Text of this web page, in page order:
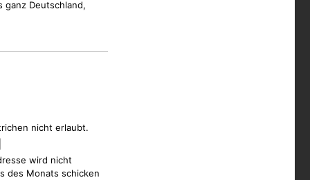
ganz Deutschland,
nicht erlaubt.
wird nicht
des Monats schicken